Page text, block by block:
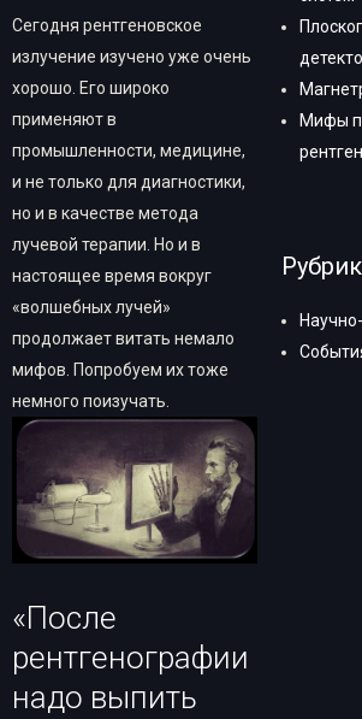
Сегодня рентгеновское
излучение изучено уже очень
хорошо. Его широко
применяют в
промышленности, медицине,
и не только для диагностики,
но и в качестве метода
лучевой терапии. Но и в
настоящее время вокруг
«волшебных лучей»
продолжает витать немало
мифов. Попробуем их тоже
немного поизучать.
«После
рентгенографии
надо выпить
Мифы